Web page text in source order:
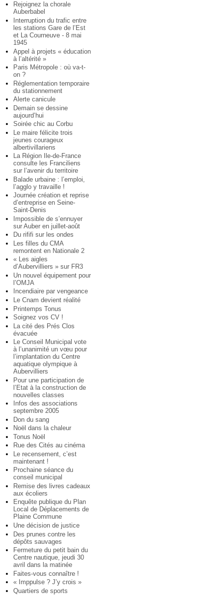
Rejoignez la chorale
Auberbabel
Interruption du trafic entre
les stations Gare de l’Est
et La Courneuve - 8 mai
1945
Appel à projets « éducation
à l’altérité »
Paris Métropole : où va-t-
on ?
Réglementation temporaire
du stationnement
Alerte canicule
Demain se dessine
aujourd’hui
Soirée chic au Corbu
Le maire félicite trois
jeunes courageux
albertivillariens
La Région Ile-de-France
consulte les Franciliens
sur l’avenir du territoire
Balade urbaine : l’emploi,
l’agglo y travaille !
Journée création et reprise
d’entreprise en Seine-
Saint-Denis
Impossible de s’ennuyer
sur Auber en juillet-août
Du rififi sur les ondes
Les filles du CMA
remontent en Nationale 2
« Les aigles
d’Aubervilliers » sur FR3
Un nouvel équipement pour
l’OMJA
Incendiaire par vengeance
Le Cnam devient réalité
Printemps Tonus
Soignez vos CV !
La cité des Prés Clos
évacuée
Le Conseil Municipal vote
à l’unanimité un vœu pour
l’implantation du Centre
aquatique olympique à
Aubervilliers
Pour une participation de
l’Etat à la construction de
nouvelles classes
Infos des associations
septembre 2005
Don du sang
Noël dans la chaleur
Tonus Noël
Rue des Cités au cinéma
Le recensement, c’est
maintenant !
Prochaine séance du
conseil municipal
Remise des livres cadeaux
aux écoliers
Enquête publique du Plan
Local de Déplacements de
Plaine Commune
Une décision de justice
Des prunes contre les
dépôts sauvages
Fermeture du petit bain du
Centre nautique, jeudi 30
avril dans la matinée
Faites-vous connaître !
« Imppulse ? J’y crois »
Quartiers de sports